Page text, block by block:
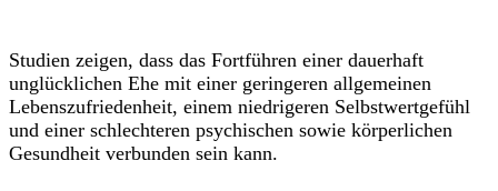
Studien zeigen, dass das Fortführen einer dauerhaft
unglücklichen Ehe mit einer geringeren allgemeinen
Lebenszufriedenheit, einem niedrigeren Selbstwertgefühl
und einer schlechteren psychischen sowie körperlichen
Gesundheit verbunden sein kann.